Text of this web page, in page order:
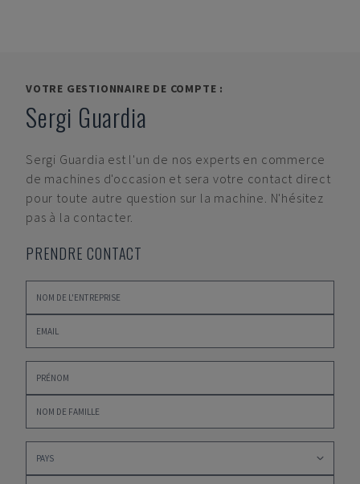
VOTRE GESTIONNAIRE DE COMPTE :
Sergi Guardia
Sergi Guardia est l'un de nos experts en commerce
de machines d'occasion et sera votre contact direct
pour toute autre question sur la machine. N'hésitez
pas à la contacter.
PRENDRE CONTACT